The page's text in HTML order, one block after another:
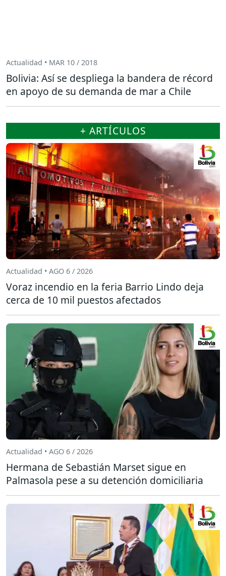
Actualidad • MAR 10 / 2018
Bolivia: Así se despliega la bandera de récord
en apoyo de su demanda de mar a Chile
+ ARTÍCULOS
Actualidad • AGO 6 / 2026
Voraz incendio en la feria Barrio Lindo deja
cerca de 10 mil puestos afectados
Actualidad • AGO 6 / 2026
Hermana de Sebastián Marset sigue en
Palmasola pese a su detención domiciliaria